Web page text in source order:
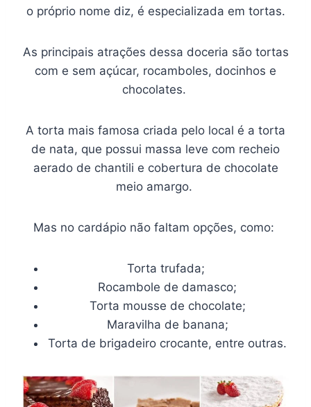
o próprio nome diz, é especializada em tortas.
As principais atrações dessa doceria são tortas
com e sem açúcar, rocamboles, docinhos e
chocolates.
A torta mais famosa criada pelo local é a torta
de nata, que possui massa leve com recheio
aerado de chantili e cobertura de chocolate
meio amargo.
Mas no cardápio não faltam opções, como:
Torta trufada;
Rocambole de damasco;
Torta mousse de chocolate;
Maravilha de banana;
Torta de brigadeiro crocante, entre outras.